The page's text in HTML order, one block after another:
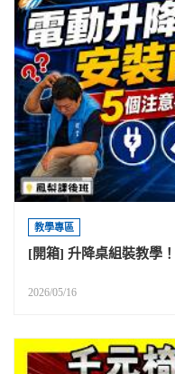
教學專區
[開箱] 升降桌組裝教學
2026/05/16